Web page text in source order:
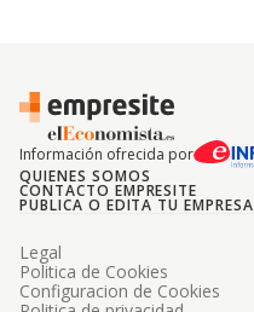
Información ofrecida por
QUIENES SOMOS
CONTACTO EMPRESITE
PUBLICA O EDITA TU EMPRESA
Legal
Politica de Cookies
Configuracion de Cookies